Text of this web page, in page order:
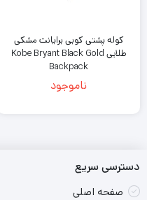
کوله پشتی کوبی برایانت مشکی
طلایی Kobe Bryant Black Gold
Backpack
ناموجود
دسترسی سریع
صفحه اصلی